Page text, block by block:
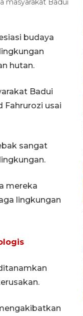
masyarakat Badui
budaya
hutan.
Badui
Fahrurozi usai
sangat
mereka
lingkungan